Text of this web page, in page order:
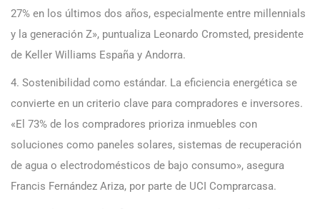
27% en los últimos dos años, especialmente entre millennials
y la generación Z», puntualiza Leonardo Cromsted, presidente
de Keller Williams España y Andorra.
4. Sostenibilidad como estándar. La eficiencia energética se
convierte en un criterio clave para compradores e inversores.
«El 73% de los compradores prioriza inmuebles con
soluciones como paneles solares, sistemas de recuperación
de agua o electrodomésticos de bajo consumo», asegura
Francis Fernández Ariza, por parte de UCI Comprarcasa.